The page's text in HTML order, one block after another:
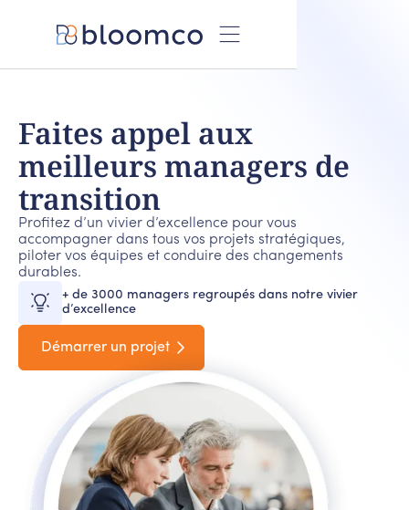
Faites appel aux
meilleurs managers de
transition
Profitez d’un vivier d’excellence pour vous
accompagner dans tous vos projets stratégiques,
piloter vos équipes et conduire des changements
durables.
+ de 3000 managers regroupés dans notre vivier
d’excellence
Démarrer un projet